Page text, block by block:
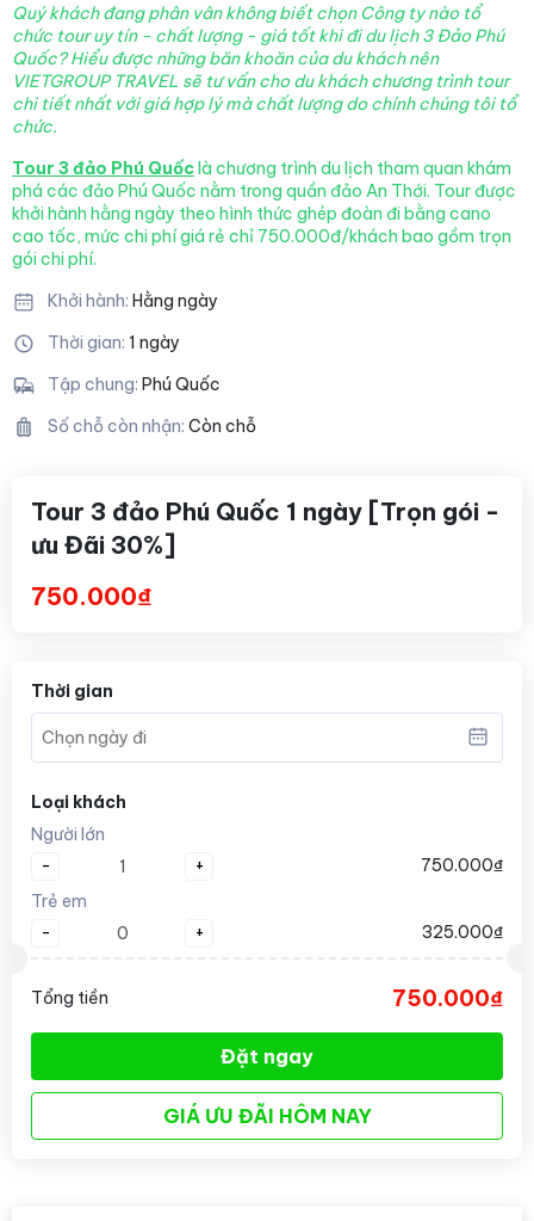
Quý khách đang phân vân không biết chọn Công ty nào tổ
chức tour uy tín - chất lượng - giá tốt khi đi du lịch 3 Đảo Phú
Quốc? Hiểu được những băn khoăn của du khách nên
VIETGROUP TRAVEL sẽ tư vấn cho du khách chương trình tour
chi tiết nhất với giá hợp lý mà chất lượng do chính chúng tôi tổ
chức.
Tour 3 đảo Phú Quốclà chương trình du lịch tham quan khám
phá các đảo Phú Quốc nằm trong quần đảo An Thới. Tour được
khởi hành hằng ngày theo hình thức ghép đoàn đi bằng cano
cao tốc, mức chi phí giá rẻ chỉ 750.000đ/khách bao gồm trọn
gói chi phí.
Khởi hành: Hằng ngày
Thời gian: 1 ngày
Tập chung: Phú Quốc
Số chỗ còn nhận: Còn chỗ
Tour 3 đảo Phú Quốc 1 ngày [Trọn gói -
ưu Đãi 30%]
750.000₫
Thời gian
Loại khách
Người lớn
-
+
750.000₫
Trẻ em
-
+ 325.000₫
Tổng tiền 750.000₫
Đặt ngay
GIÁ ƯU ĐÃI HÔM NAY